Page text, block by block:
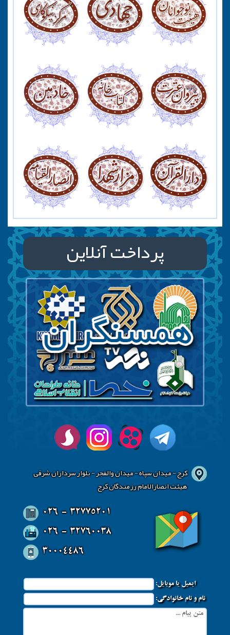
پرداخت آنلاین
کرج - میدان سپاه - میدان والفجر - بلوار سرداران شرقی
هیئت انصارالامام رزمندگان کرج
026 - 32775201
026 - 32760038
30004486
ایمیل یا موبایل:
نام و نام خانوادگی: